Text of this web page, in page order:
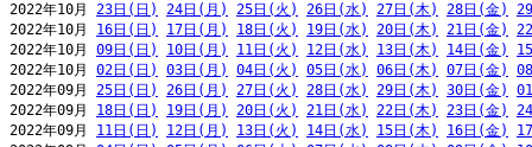
2022年10月 23日(日) 24日(月) 25日(火) 26日(水) 27日(木) 28日(金)
2022年10月 16日(日) 17日(月) 18日(火) 19日(水) 20日(木) 21日(金)
2022年10月 09日(日) 10日(月) 11日(火) 12日(水) 13日(木) 14日(金)
2022年10月 02日(日) 03日(月) 04日(火) 05日(水) 06日(木) 07日(金)
2022年09月 25日(日) 26日(月) 27日(火) 28日(水) 29日(木) 30日(金)
2022年09月 18日(日) 19日(月) 20日(火) 21日(水) 22日(木) 23日(金)
2022年09月 11日(日) 12日(月) 13日(火) 14日(水) 15日(木) 16日(金)